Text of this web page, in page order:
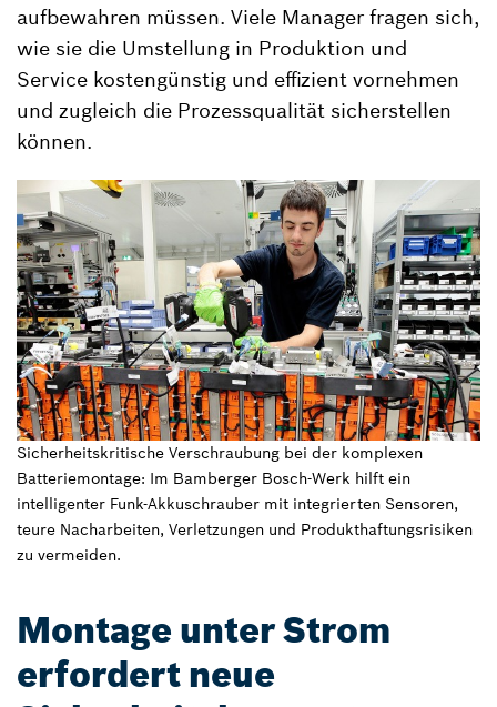
aufbewahren müssen. Viele Manager fragen sich,
wie sie die Umstellung in Produktion und
Service kostengünstig und effizient vornehmen
und zugleich die Prozessqualität sicherstellen
können.
Sicherheitskritische Verschraubung bei der komplexen
Batteriemontage: Im Bamberger Bosch-Werk hilft ein
intelligenter Funk-Akkuschrauber mit integrierten Sensoren,
teure Nacharbeiten, Verletzungen und Produkthaftungsrisiken
zu vermeiden.
Montage unter Strom
erfordert neue